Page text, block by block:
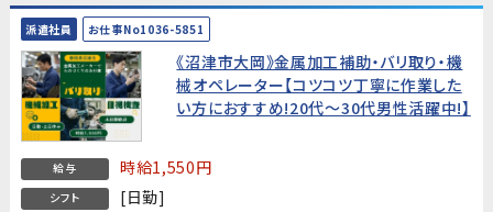
派遣社員 お仕事No1036-5851
《沼津市大岡》金属加工補助・バリ取り・機
械オペレーター【コツコツ丁寧に作業した
い方におすすめ!20代～30代男性活躍中!】
給与 時給1,550円
シフト [日勤]